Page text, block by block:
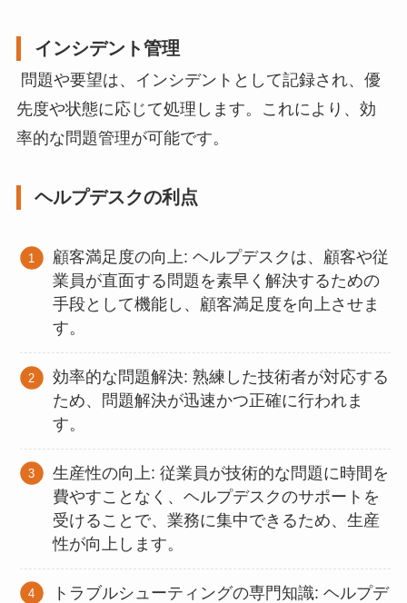
インシデント管理
問題や要望は、インシデントとして記録され、優
先度や状態に応じて処理します。これにより、効
率的な問題管理が可能です。
ヘルプデスクの利点
顧客満足度の向上: ヘルプデスクは、顧客や従
業員が直面する問題を素早く解決するための
手段として機能し、顧客満足度を向上させま
す。
効率的な問題解決: 熟練した技術者が対応する
ため、問題解決が迅速かつ正確に行われま
す。
生産性の向上: 従業員が技術的な問題に時間を
費やすことなく、ヘルプデスクのサポートを
受けることで、業務に集中できるため、生産
性が向上します。
トラブルシューティングの専門知識: ヘルプデ